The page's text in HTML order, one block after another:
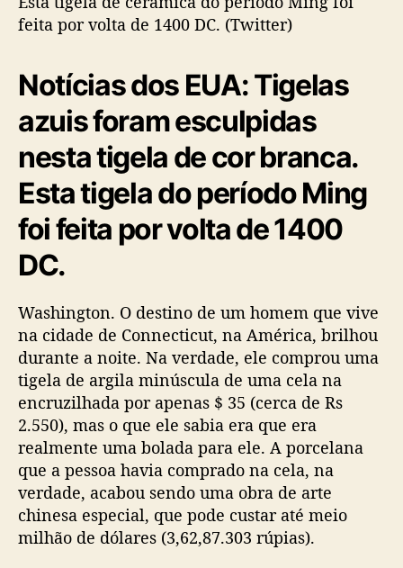
feita por volta de 1400 DC. (Twitter)
Notícias dos EUA: Tigelas
azuis foram esculpidas
nesta tigela de cor branca.
Esta tigela do período Ming
foi feita por volta de 1400
DC.
Washington. O destino de um homem que vive
na cidade de Connecticut, na América, brilhou
durante a noite. Na verdade, ele comprou uma
tigela de argila minúscula de uma cela na
encruzilhada por apenas $ 35 (cerca de Rs
2.550), mas o que ele sabia era que era
realmente uma bolada para ele. A porcelana
que a pessoa havia comprado na cela, na
verdade, acabou sendo uma obra de arte
chinesa especial, que pode custar até meio
milhão de dólares (3,62,87.303 rúpias).